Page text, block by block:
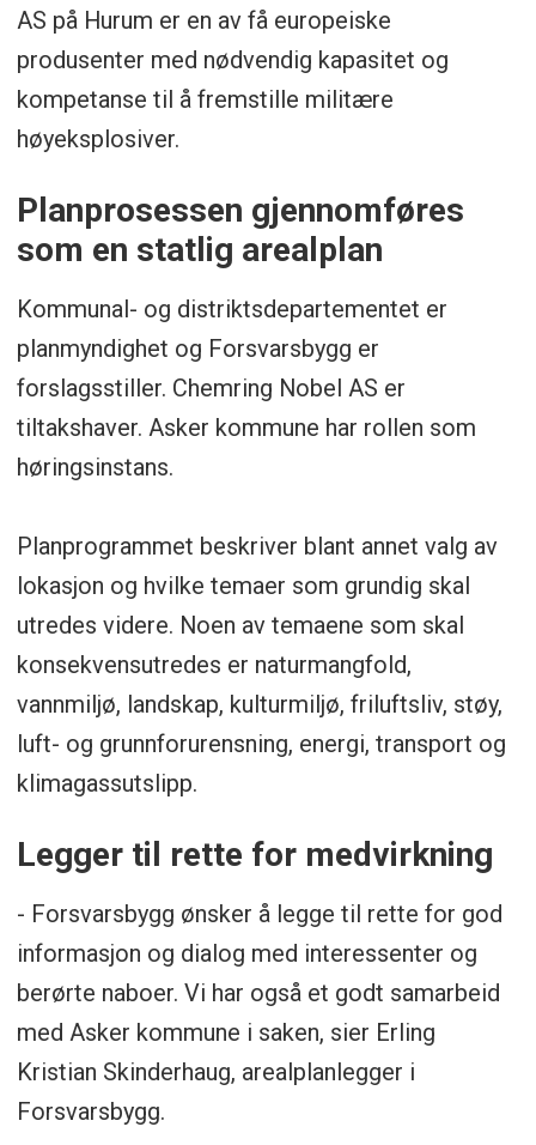
AS på Hurum er en av få europeiske
produsenter med nødvendig kapasitet og
kompetanse til å fremstille militære
høyeksplosiver.
Planprosessen gjennomføres
som en statlig arealplan
Kommunal- og distriktsdepartementet er
planmyndighet og Forsvarsbygg er
forslagsstiller. Chemring Nobel AS er
tiltakshaver. Asker kommune har rollen som
høringsinstans.
Planprogrammet beskriver blant annet valg av
lokasjon og hvilke temaer som grundig skal
utredes videre. Noen av temaene som skal
konsekvensutredes er naturmangfold,
vannmiljø, landskap, kulturmiljø, friluftsliv, støy,
luft- og grunnforurensning, energi, transport og
klimagassutslipp.
Legger til rette for medvirkning
- Forsvarsbygg ønsker å legge til rette for god
informasjon og dialog med interessenter og
berørte naboer. Vi har også et godt samarbeid
med Asker kommune i saken, sier Erling
Kristian Skinderhaug, arealplanlegger i
Forsvarsbygg.